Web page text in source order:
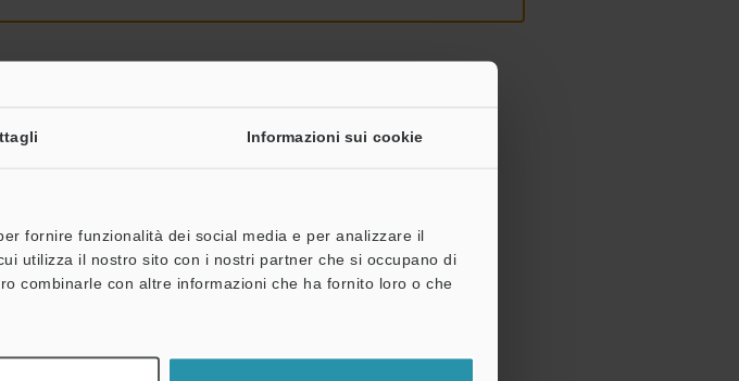
Informazioni sui cookie
fornire funzionalità dei social media e per analizzare il
utilizza il nostro sito con i nostri partner che si occupano di
combinarle con altre informazioni che ha fornito loro o che